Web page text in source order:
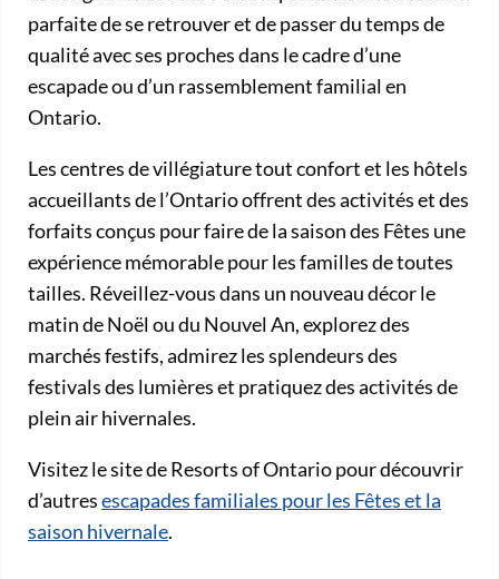
parfaite de se retrouver et de passer du temps de
qualité avec ses proches dans le cadre d’une
escapade ou d’un rassemblement familial en
Ontario.
Les centres de villégiature tout confort et les hôtels
accueillants de l’Ontario offrent des activités et des
forfaits conçus pour faire de la saison des Fêtes une
expérience mémorable pour les familles de toutes
tailles. Réveillez-vous dans un nouveau décor le
matin de Noël ou du Nouvel An, explorez des
marchés festifs, admirez les splendeurs des
festivals des lumières et pratiquez des activités de
plein air hivernales.
Visitez le site de Resorts of Ontario pour découvrir
d’autresescapades familiales pour les Fêtes et la
saison hivernale.